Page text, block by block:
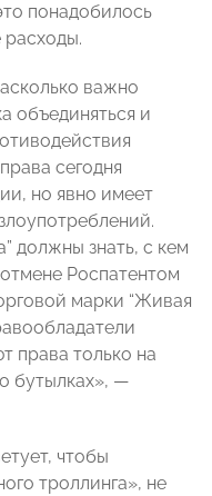
понадобилось
важно
объединяться и
сегодня
но явно имеет
должны знать, с кем
Роспатентом
марки “Живая
права только на
бутылках», —
чтобы
троллинга», не